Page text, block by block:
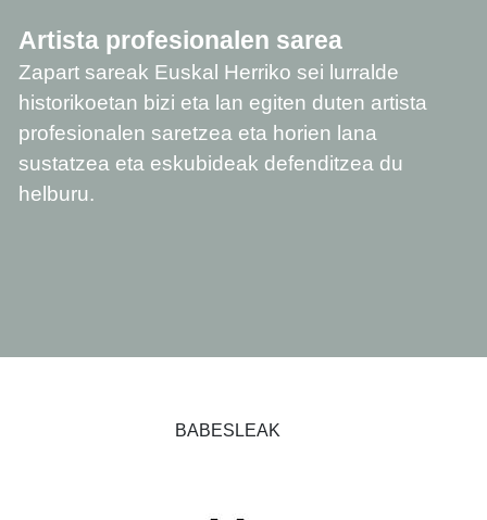
Artista profesionalen sarea
Zapart sareak Euskal Herriko sei lurralde
historikoetan bizi eta lan egiten duten artista
profesionalen saretzea eta horien lana
sustatzea eta eskubideak defenditzea du
helburu.
BABESLEAK